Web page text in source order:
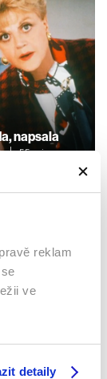
reklam
ve
detaily
napsala
| 55 min